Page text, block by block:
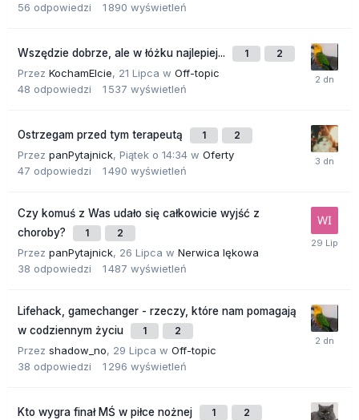
56 odpowiedzi 1 890 wyświetleń
Wszędzie dobrze, ale w łóżku najlepiej... 1 2
Przez KochamElcie, 21 Lipca w Off-topic
48 odpowiedzi 1 537 wyświetleń
Ostrzegam przed tym terapeutą 1 2
Przez panPytajnick, Piątek o 14:34 w Oferty
47 odpowiedzi 1 490 wyświetleń
Czy komuś z Was udało się całkowicie wyjść z
choroby?
1 2
Przez panPytajnick, 26 Lipca w Nerwica lękowa
38 odpowiedzi 1 487 wyświetleń
Lifehack, gamechanger - rzeczy, które nam pomagają
w codziennym życiu
1 2
Przez shadow_no, 29 Lipca w Off-topic
38 odpowiedzi 1 296 wyświetleń
Kto wygra finał MŚ w piłce nożnej 1 2